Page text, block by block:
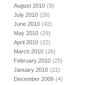
August 2010 (9)
July 2010 (26)
June 2010 (42)
May 2010 (29)
April 2010 (22)
March 2010 (26)
February 2010 (25)
January 2010 (21)
December 2009 (4)